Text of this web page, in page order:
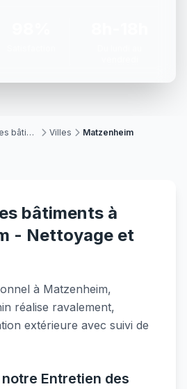
Entretien des bâtiments Villes Matzenheim
bâtiments à
- Nettoyage et
à Matzenheim,
réalise ravalement,
extérieure avec suivi de
Entretien des